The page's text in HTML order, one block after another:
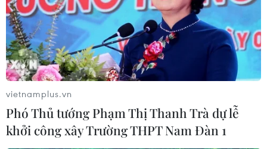
vietnamplus.vn
Phó Thủ tướng Phạm Thị Thanh Trà dự lễ
khởi công xây Trường THPT Nam Đàn 1